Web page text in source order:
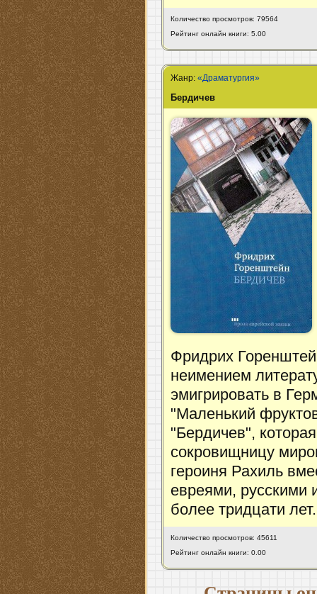
Количество просмотров: 79564
Рейтинг онлайн книги: 5.00
Жанр:«Драматургия»
Бердичев
Фридрих
неимением
эмигрировать в
"Маленький
"Бердичев",
сокровищницу
героиня Рахиль
евреями, русскими
более тридцати лет.
Количество просмотров: 45611
Рейтинг онлайн книги: 0.00